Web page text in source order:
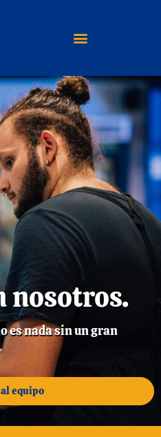
nosotros.
es nada sin un gran
equipo